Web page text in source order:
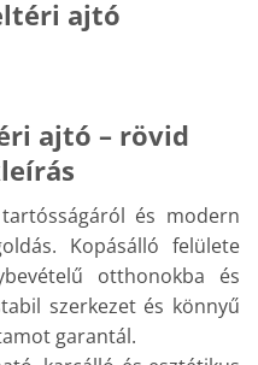
ajtó
ajtó – rövid
és modern
Kopásálló felülete
otthonokba és
szerkezet és könnyű
garantál.